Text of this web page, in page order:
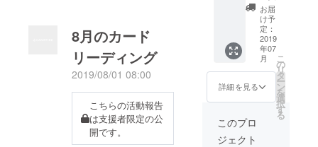
8月のカード
リーディング
2019/08/01 08:00
こちらの活動報告
は支援者限定の公
開です。
円が、
40%OF
Fに。20
冊限
定。
お届
け予
定：
2019
年07
月
詳細を見る
こ
の
リ
タ
ー
ン
を
選
択
す
る
このプロ
ジェクト